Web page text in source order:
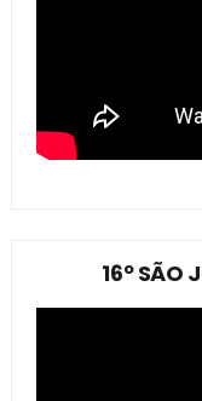
16º SÃO